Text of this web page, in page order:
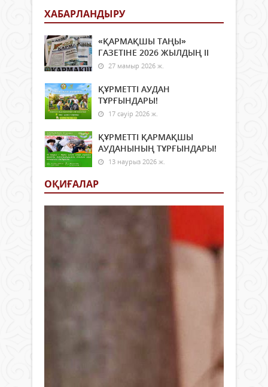
ХАБАРЛАНДЫРУ
«ҚАРМАҚШЫ ТАҢЫ»
ГАЗЕТІНЕ 2026 ЖЫЛДЫҢ ІI
27 мамыр 2026 ж.
ҚҰРМЕТТІ АУДАН
ТҰРҒЫНДАРЫ!
17 сәуір 2026 ж.
ҚҰРМЕТТІ ҚАРМАҚШЫ
АУДАНЫНЫҢ ТҰРҒЫНДАРЫ!
13 наурыз 2026 ж.
ОҚИҒАЛАР